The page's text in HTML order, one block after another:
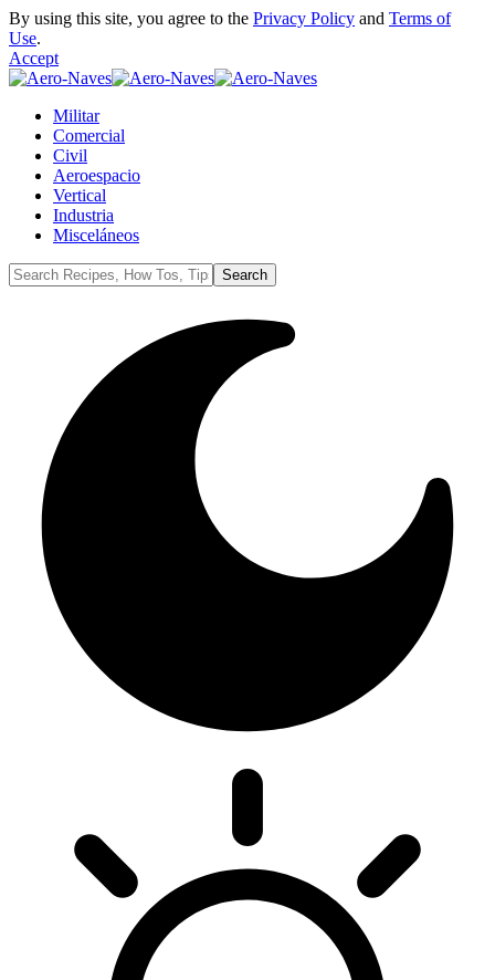
By using this site, you agree to the Privacy Policy and Terms of
Use.
Accept
Militar
Comercial
Civil
Aeroespacio
Vertical
Industria
Misceláneos